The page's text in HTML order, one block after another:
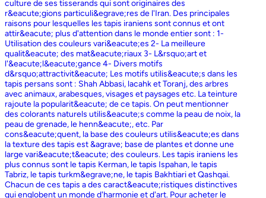
culture de ses tisserands qui sont originaires des
r&eacute;gions particuli&egrave;res de l'Iran. Des principales
raisons pour lesquelles les tapis iraniens sont connus et ont
attir&eacute; plus d'attention dans le monde entier sont : 1-
Utilisation des couleurs vari&eacute;es 2- La meilleure
qualit&eacute; des mat&eacute;riaux 3- L&rsquo;art et
l'&eacute;l&eacute;gance 4- Divers motifs
d&rsquo;attractivit&eacute; Les motifs utilis&eacute;s dans les
tapis persans sont : Shah Abbasi, lacahk et Toranj, des arbres
avec animaux, arabesques, visages et paysages etc. La teinture
rajoute la popularit&eacute; de ce tapis. On peut mentionner
des colorants naturels utilis&eacute;s comme la peau de noix, la
peau de grenade, le henn&eacute;, etc. Par
cons&eacute;quent, la base des couleurs utilis&eacute;es dans
la texture des tapis est &agrave; base de plantes et donne une
large vari&eacute;t&eacute; des couleurs. Les tapis iraniens les
plus connus sont le tapis Kerman, le tapis Ispahan, le tapis
Tabriz, le tapis turkm&egrave;ne, le tapis Bakhtiari et Qashqai.
Chacun de ces tapis a des caract&eacute;ristiques distinctives
qui englobent un monde d'harmonie et d'art. Pour acheter le